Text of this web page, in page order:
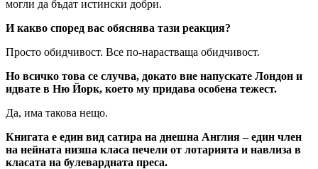
могли да бъдат истински добри.
И какво според вас обяснява тази реакция?
Просто обидчивост. Все по-нарастваща обидчивост.
Но всичко това се случва, докато вие напускате Лондон и
идвате в Ню Йорк, което му придава особена тежест.
Да, има такова нещо.
Книгата е един вид сатира на днешна Англия – един член
на нейната низша класа печели от лотарията и навлиза в
класата на булевардната преса.